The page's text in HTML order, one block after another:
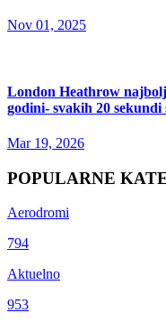
Nov 01, 2025
London Heathrow
godini- svakih 20 sekundi
Mar 19, 2026
POPULARNE
Aerodromi
794
Aktuelno
953